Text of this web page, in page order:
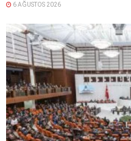
6 AĞUSTOS 2026